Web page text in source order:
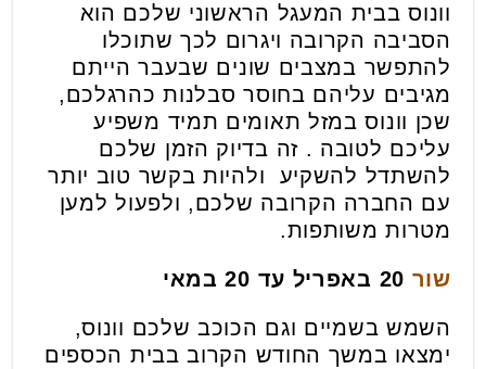
וונוס בבית המעגל הראשוני שלכם הוא
הסביבה הקרובה ויגרום לכך שתוכלו
להתפשר במצבים שונים שבעבר הייתם
מגיבים עליהם בחוסר סבלנות כהרגלכם,
שכן וונוס במזל תאומים תמיד משפיע
עליכם לטובה . זה בדיוק הזמן שלכם
להשתדל להשקיע ולהיות בקשר טוב יותר
עם החברה הקרובה שלכם, ולפעול למען
מטרות משותפות.
שור 20 באפריל עד 20 במאי
השמש בשמיים וגם הכוכב שלכם וונוס,
ימצאו במשך החודש הקרוב בבית הכספים